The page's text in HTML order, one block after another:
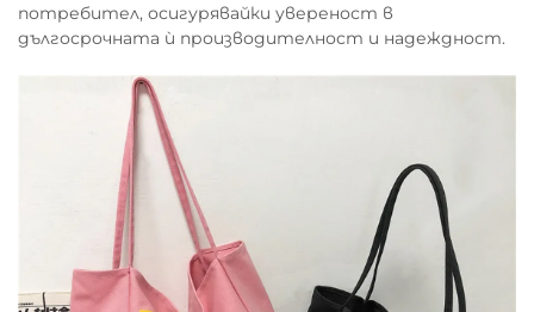
потребител, осигурявайки увереност в
дългосрочната ѝ производителност и надеждност.